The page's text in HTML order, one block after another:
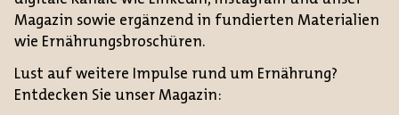
Magazin sowie ergänzend in fundierten Materialien
wie Ernährungsbroschüren.
Lust auf weitere Impulse rund um Ernährung?
Entdecken Sie unser Magazin: